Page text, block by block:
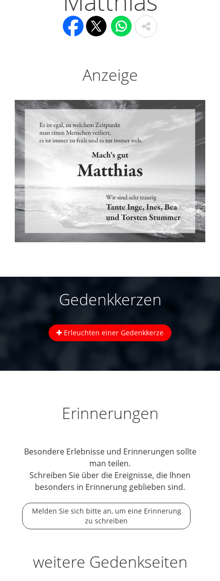
Anzeige
Gedenkkerzen
Erleuchten einer Gedenkkerze
Erinnerungen
Besondere Erlebnisse und Erinnerungen sollte
man teilen.
Schreiben Sie über die Ereignisse, die Ihnen
besonders in Erinnerung geblieben sind.
Melden Sie sich bitte an, um eine Erinnerung
zu schreiben
weitere Gedenkseiten